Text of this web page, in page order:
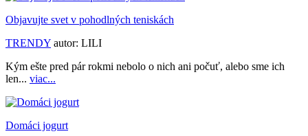
Objavujte svet v pohodlných teniskách
TRENDY autor: LILI
Kým ešte pred pár rokmi nebolo o nich ani počuť, alebo sme ich
len... viac...
Domáci jogurt